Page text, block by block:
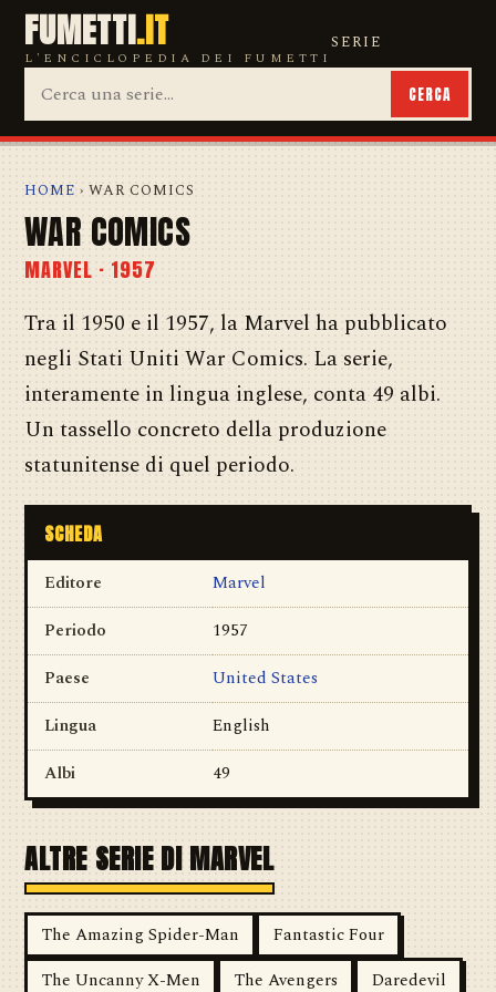
FUMETTI.IT
L'ENCICLOPEDIA DEI FUMETTI
SERIE
CERCA
HOME › WAR COMICS
WAR COMICS
MARVEL · 1957
Tra il 1950 e il 1957, la Marvel ha pubblicato
negli Stati Uniti War Comics. La serie,
interamente in lingua inglese, conta 49 albi.
Un tassello concreto della produzione
statunitense di quel periodo.
SCHEDA
Editore
Marvel
Periodo
1957
Paese
United States
Lingua
English
Albi
49
ALTRE SERIE DI MARVEL
The Amazing Spider-Man
Fantastic Four
The Uncanny X-Men
The Avengers Daredevil